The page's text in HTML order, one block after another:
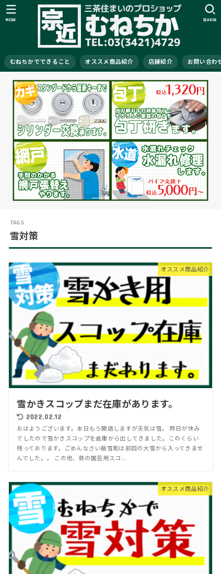
むねちかでできること オススメ商品紹介 店舗紹介 お問い合わ
SEARCH
MENU
雪対策
オススメ商品紹介
雪かきスコップまだ在庫があります。
2022.02.12
おはようございます。本日もう開店しますが天気は雪。 昨日が休み
でしたので雪かきスコップを倉庫から出してきました。このくらい
残っております。ごめんなさい融雪剤は前回の大雪から入ってきませ
んでした。。 この他、鉄の園芸用スコ...
オススメ商品紹介